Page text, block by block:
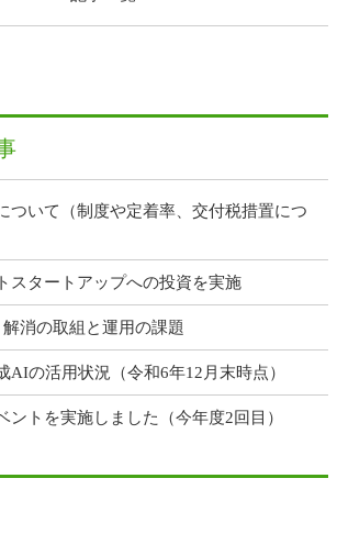
ついて（制度や定着率、交付税措置につ
スタートアップへの投資を実施
消の取組と運用の課題
AIの活用状況（令和6年12月末時点）
ントを実施しました（今年度2回目）